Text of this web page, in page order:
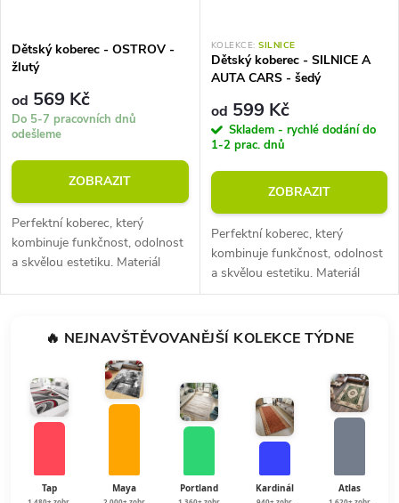
Dětský koberec - OSTROV -
žlutý
od 569 Kč
Do 5-7 pracovních dnů
odešleme
ZOBRAZIT
Perfektní koberec, který
kombinuje funkčnost, odolnost
a skvělou estetiku. Materiál
KOLEKCE: SILNICE
Dětský koberec - SILNICE A
AUTA CARS - šedý
od 599 Kč
Skladem - rychlé dodání do
1-2 prac. dnů
ZOBRAZIT
Perfektní koberec, který
kombinuje funkčnost, odolnost
a skvělou estetiku. Materiál
polyester (odolný vůči zašpinění
mm. Hmotnost 1000 g na m2....
🔥 NEJNAVŠTĚVOVANĚJŠÍ KOLEKCE TÝDNE
Tap Maya Portland Kardinál Atlas